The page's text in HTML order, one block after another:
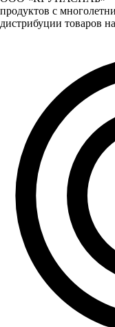
продуктов с
дистрибуции товаров